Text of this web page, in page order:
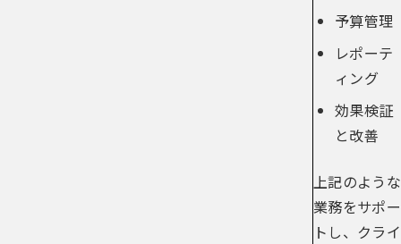
予算管理
レポーテ
ィング
効果検証
と改善
上記のような
業務をサポー
トし、クライ